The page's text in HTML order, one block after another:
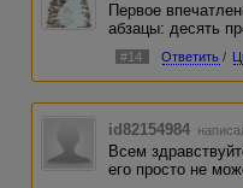
Первое
абзацы: десять
#14 Ответить /
id82154984
Всем
его просто не